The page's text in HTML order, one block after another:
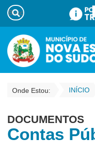
Onde Estou: INÍCIO
DOCUMENTOS
Contas